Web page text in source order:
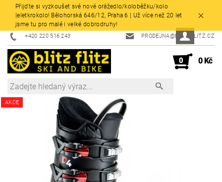
Přijďte si vyzkoušet své nové orážedlo/koloběžku/kolo
|eletkrokolo! Bělohorská 646/12, Praha 6 | Už více než 20 let
jsme tu pro malé i velké dobrodruhy!
+420 220 516 243 PRODEJNA@BLITZFLITZ.CZ
0 0 Kč
AKCE